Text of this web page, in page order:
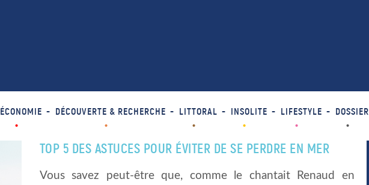
ÉCONOMIE DÉCOUVERTE & RECHERCHE LITTORAL INSOLITE LIFESTYLE DOSSIER
TOP 5 DES ASTUCES POUR ÉVITER DE SE PERDRE EN MER
Vous savez peut-être que, comme le chantait Renaud en